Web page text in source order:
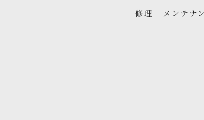
修理
メンテナ